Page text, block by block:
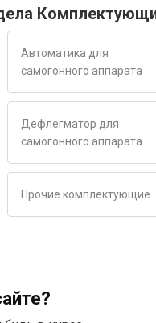
Автоматика для
самогонного аппарата
Дефлегматор для
самогонного аппарата
Прочие комплектующие